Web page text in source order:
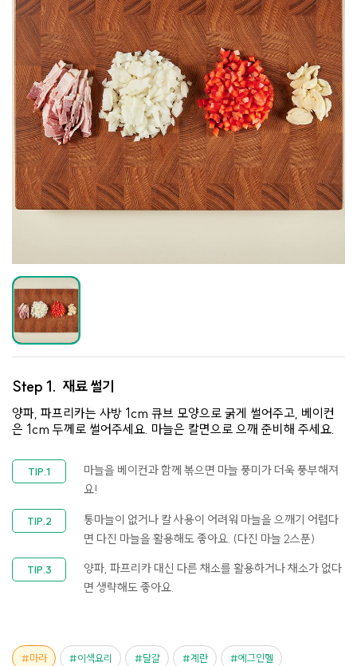
Step 1. 재료 썰기
양파, 파프리카는 사방 1cm 큐브 모양으로 굵게 썰어주고, 베이컨
은 1cm 두께로 썰어주세요. 마늘은 칼면으로 으깨 준비해 주세요.
마늘을 베이컨과 함께 볶으면 마늘 풍미가 더욱 풍부해져
요!
통마늘이 없거나 칼 사용이 어려워 마늘을 으깨기 어렵다
면 다진 마늘을 활용해도 좋아요. (다진 마늘 2스푼)
양파, 파프리카 대신 다른 채소를 활용하거나 채소가 없다
면 생략해도 좋아요.
마라 이색요리 달걀 계란 에그인헬